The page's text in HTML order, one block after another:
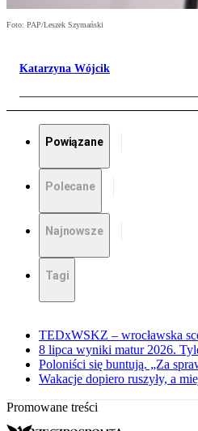
Foto: PAP/Leszek Szymański
Katarzyna Wójcik
Powiązane
Polecane
Najnowsze
Tagi
TEDxWSKZ – wrocławska
8 lipca wyniki matur 2026.
Poloniści się buntują. „Za
Wakacje dopiero ruszyły, a
Promowane treści